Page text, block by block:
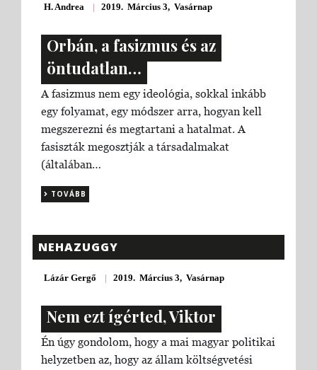
H. Andrea | 2019. Március 3, Vasárnap
Orbán, a fasizmus és az
öntudatlan…
A fasizmus nem egy ideológia, sokkal inkább
egy folyamat, egy módszer arra, hogyan kell
megszerezni és megtartani a hatalmat. A
fasiszták megosztják a társadalmakat
(általában…
TOVÁBB
NEHAZUGGY
Lázár Gergő | 2019. Március 3, Vasárnap
Nem ezt ígérted, Viktor
Én úgy gondolom, hogy a mai magyar politikai
helyzetben az, hogy az állam költségvetési